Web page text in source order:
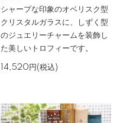
シャープな印象のオベリスク型
クリスタルガラスに、しずく型
のジュエリーチャームを装飾し
た美しいトロフィーです。
14,520円(税込)